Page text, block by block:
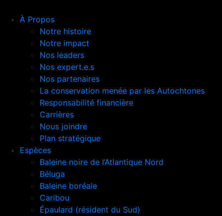
À Propos
Notre histoire
Notre impact
Nos leaders
Nos expert.e.s
Nos partenaires
La conservation menée par les Autochtones
Responsabilité financière
Carrières
Nous joindre
Plan stratégique
Espèces
Baleine noire de l’Atlantique Nord
Béluga
Baleine boréale
Caribou
Épaulard (résident du Sud)